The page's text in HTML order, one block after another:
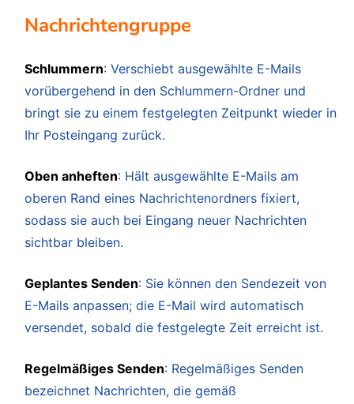
Nachrichtengruppe
Schlummern: Verschiebt ausgewählte E-Mails
vorübergehend in den Schlummern-Ordner und
bringt sie zu einem festgelegten Zeitpunkt wieder in
Ihr Posteingang zurück.
Oben anheften: Hält ausgewählte E-Mails am
oberen Rand eines Nachrichtenordners fixiert,
sodass sie auch bei Eingang neuer Nachrichten
sichtbar bleiben.
Geplantes Senden: Sie können den Sendezeit von
E-Mails anpassen; die E-Mail wird automatisch
versendet, sobald die festgelegte Zeit erreicht ist.
Regelmäßiges Senden: Regelmäßiges Senden
bezeichnet Nachrichten, die gemäß